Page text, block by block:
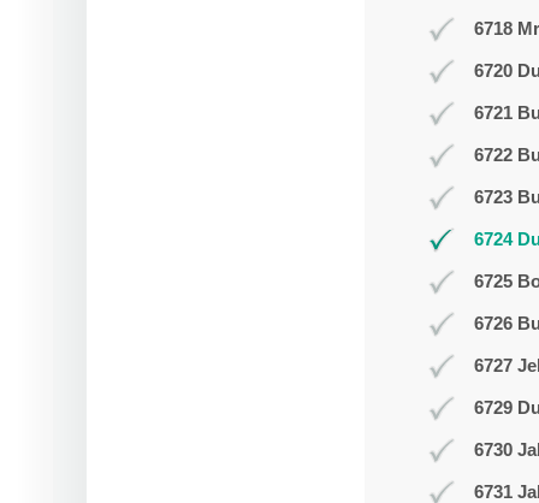
6718
6720
6721
6722
6723
6724
6725
6726
6727
6729
6730
6731